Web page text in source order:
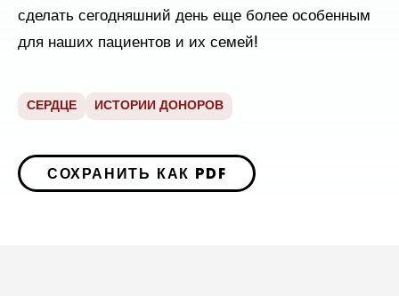
сделать сегодняшний день еще более особенным
для наших пациентов и их семей!
СЕРДЦЕ ИСТОРИИ ДОНОРОВ
СОХРАНИТЬ КАК PDF